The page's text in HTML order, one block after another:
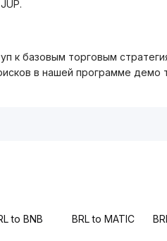
к базовым торговым
в нашей программе демо
to BNB BRL to MATIC